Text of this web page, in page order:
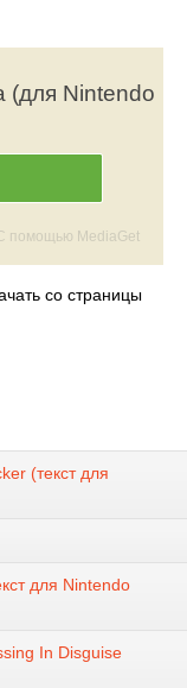
(для Nintendo
помощью MediaGet
со страницы
(текст для
для Nintendo
In Disguise